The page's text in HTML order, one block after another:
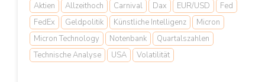
Aktien Allzeithoch Carnival Dax EUR/USD
Fed
FedEx
Geldpolitik Künstliche Intelligenz
Micron
Micron Technology
Notenbank
Quartalszahlen
Technische Analyse
USA Volatilität